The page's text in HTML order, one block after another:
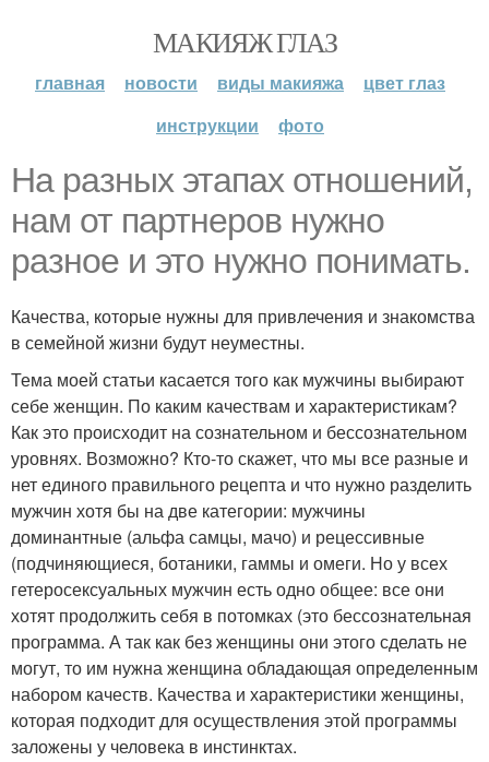
МАКИЯЖ ГЛАЗ
главная новости виды макияжа
цвет глаз
инструкции
фото
На разных этапах отношений,
нам от партнеров нужно
разное и это нужно понимать.
Качества, которые нужны для привлечения и знакомства
в семейной жизни будут неуместны.
Тема моей статьи касается того как мужчины выбирают
себе женщин. По каким качествам и характеристикам?
Как это происходит на сознательном и бессознательном
уровнях. Возможно? Кто-то скажет, что мы все разные и
нет единого правильного рецепта и что нужно разделить
мужчин хотя бы на две категории: мужчины
доминантные (альфа самцы, мачо) и рецессивные
(подчиняющиеся, ботаники, гаммы и омеги. Но у всех
гетеросексуальных мужчин есть одно общее: все они
хотят продолжить себя в потомках (это бессознательная
программа. А так как без женщины они этого сделать не
могут, то им нужна женщина обладающая определенным
набором качеств. Качества и характеристики женщины,
которая подходит для осуществления этой программы
заложены у человека в инстинктах.